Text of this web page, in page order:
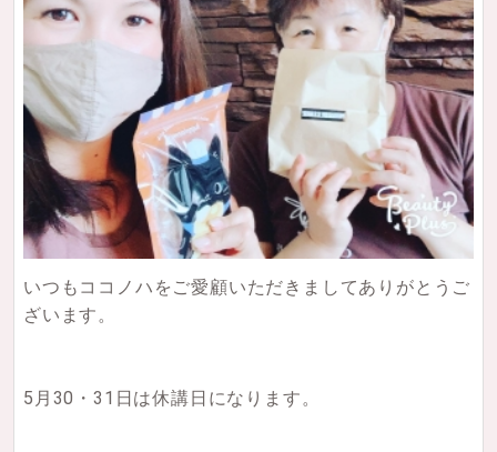
いつもココノハをご愛顧いただきましてありがとうご
ざいます。
5月30・31日は休講日になります。